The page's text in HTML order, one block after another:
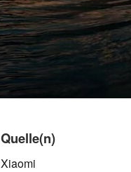
Quelle(n)
Xiaomi